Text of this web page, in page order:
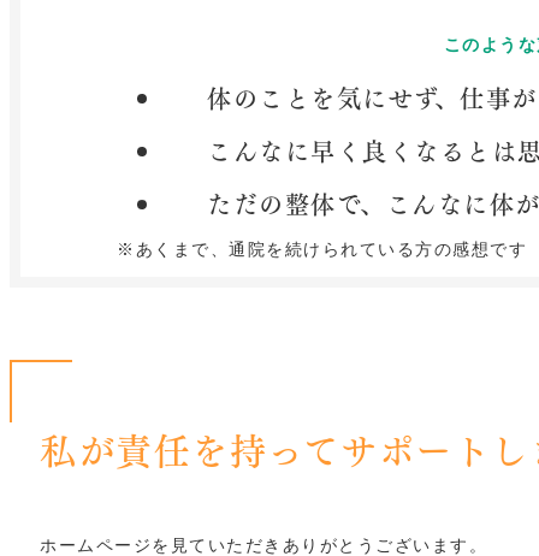
このよう
体のことを気にせず、仕事
こんなに早く良くなるとは
ただの整体で、こんなに体
※あくまで、通院を続けられている方の感想です
私が責任を持ってサポート
ホームページを見ていただきありがとうございます。